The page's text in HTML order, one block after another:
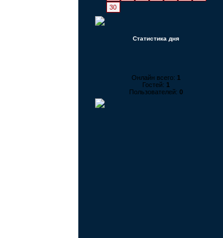
30
Статистика дня
Онлайн всего: 1
Гостей: 1
Пользователей: 0